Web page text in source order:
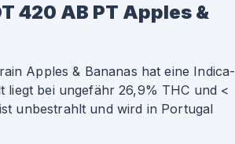
420 AB PT Apples &
Apples & Bananas hat eine Indica-
liegt bei ungefähr 26,9% THC und <
unbestrahlt und wird in Portugal